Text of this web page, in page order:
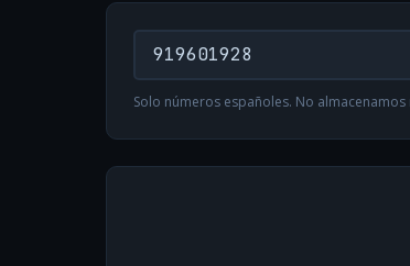
Solo números españoles. No almacenamos